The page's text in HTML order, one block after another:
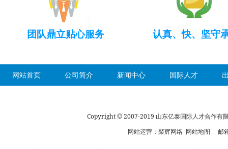
团队鼎立贴心服务 认真、快、坚守
网站首页 公司简介 新闻中心 国际人才
Copyright © 2007-2019 山东亿泰国际人才合作
网站运营： 聚辉网络 网站地图 邮